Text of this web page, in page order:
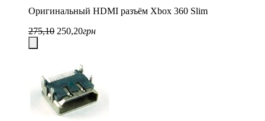
Оригинальный HDMI разъём Xbox 360 Slim
275,10 250,20грн